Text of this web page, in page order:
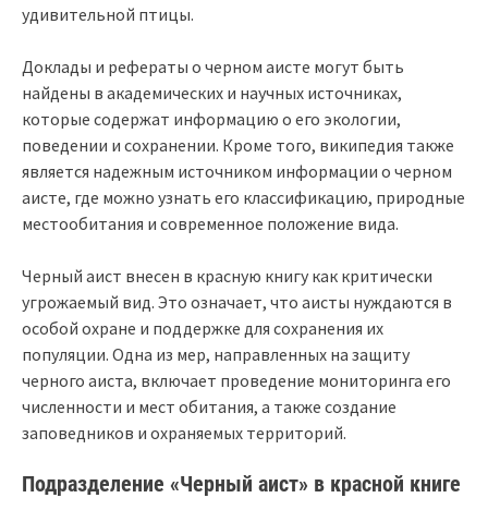
удивительной птицы.
Доклады и рефераты о черном аисте могут быть
найдены в академических и научных источниках,
которые содержат информацию о его экологии,
поведении и сохранении. Кроме того, википедия также
является надежным источником информации о черном
аисте, где можно узнать его классификацию, природные
местообитания и современное положение вида.
Черный аист внесен в красную книгу как критически
угрожаемый вид. Это означает, что аисты нуждаются в
особой охране и поддержке для сохранения их
популяции. Одна из мер, направленных на защиту
черного аиста, включает проведение мониторинга его
численности и мест обитания, а также создание
заповедников и охраняемых территорий.
Подразделение «Черный аист» в красной книге